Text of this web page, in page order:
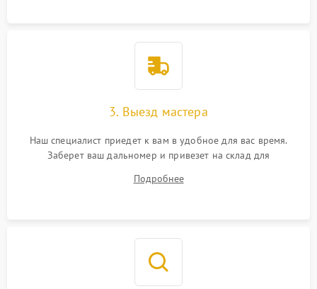
3. Выезд мастера
Наш специалист приедет к вам в удобное для вас время.
Заберет ваш дальномер и привезет на склад для
Подробнее